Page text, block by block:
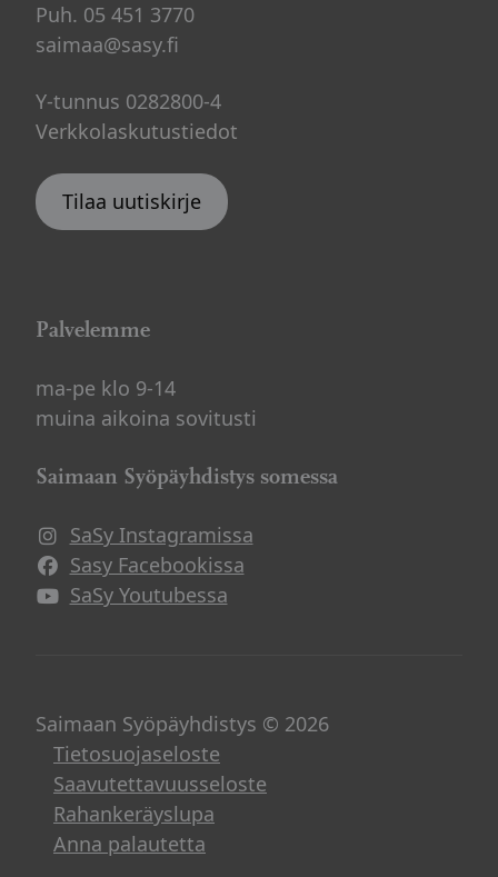
Puh. 05 451 3770
saimaa@sasy.fi
Y-tunnus 0282800-4
Verkkolaskutustiedot
Tilaa uutiskirje
Palvelemme
ma-pe klo 9-14
muina aikoina sovitusti
Saimaan Syöpäyhdistys somessa
SaSy Instagramissa
Avautuu uuteen ikkunaan
Sasy Facebookissa
Avautuu uuteen ikkunaan
SaSy Youtubessa
Avautuu uuteen ikkunaan
Saimaan Syöpäyhdistys © 2026
Tietosuojaseloste
Saavutettavuusseloste
Rahankeräyslupa
Anna palautetta